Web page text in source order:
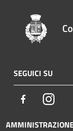
SEGUICI SU
Facebook